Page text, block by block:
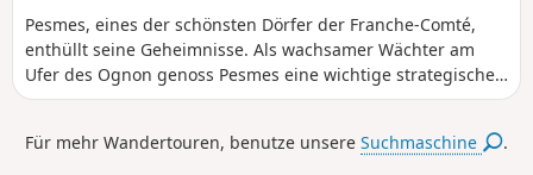
Pesmes, eines der schönsten Dörfer der Franche-Comté,
enthüllt seine Geheimnisse. Als wachsamer Wächter am
Ufer des Ognon genoss Pesmes eine wichtige strategische
Lage, wie die imposante Masse der Burg und der
Für mehr Wandertouren, benutze unsereSuchmaschine .